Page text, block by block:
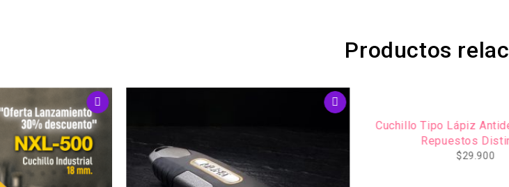
Productos
Cuchillo Tipo Lápiz Antideslizante + 3